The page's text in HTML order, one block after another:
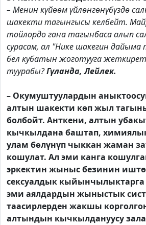
– Менин күйөөм үйлөнгөнүбүздө
шакекти тагынгысы келбейт.
тойлордо гана тагынбаса алып
сурасам, ал "Нике шакегин дайыма
бел кубатын жоготууга
туурабы?Гүланда, Лейлек.
– Окумуштуулардын
алтын шакекти көп жыл
болбойт. Анткени, алтын
кычкылдана баштап,
улам бөлүнүп чыккан жаман
кошулат. Ал эми канга
эркектин жыныс безинин
сексуалдык кыйынчылыктарга
эми аялдардын жыныстык
таасирлерден жакшы
алтындын кычкылдануусу